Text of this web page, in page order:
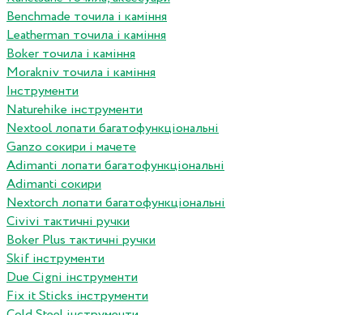
Benchmade точила і каміння
Leatherman точила і каміння
Boker точила і каміння
Morakniv точила і каміння
Інструменти
Naturehike інструменти
Nextool лопати багатофункціональні
Ganzo сокири і мачете
Adimanti лопати багатофункціональні
Adimanti сокири
Nextorch лопати багатофункціональні
Сivivi тактичні ручки
Boker Plus тактичні ручки
Skif інструменти
Due Cigni інструменти
Fix it Sticks інструменти